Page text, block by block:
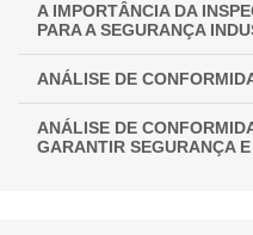
A IMPORTÂNCIA DA
PARA A SEGURANÇA
ANÁLISE DE
ANÁLISE DE
GARANTIR SEGURANÇA